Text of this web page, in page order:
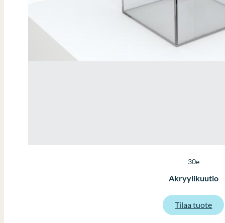
30e
Akryylikuutio
Tilaa tuote: